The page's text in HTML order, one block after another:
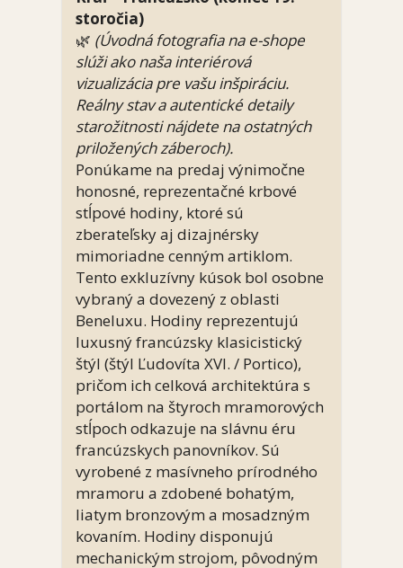
storočia)
🌿 (Úvodná fotografia na e-shope
slúži ako naša interiérová
vizualizácia pre vašu inšpiráciu.
Reálny stav a autentické detaily
starožitnosti nájdete na ostatných
priložených záberoch).
Ponúkame na predaj výnimočne
honosné, reprezentačné krbové
stĺpové hodiny, ktoré sú
zberateľsky aj dizajnérsky
mimoriadne cenným artiklom.
Tento exkluzívny kúsok bol osobne
vybraný a dovezený z oblasti
Beneluxu. Hodiny reprezentujú
luxusný francúzsky klasicistický
štýl (štýl Ľudovíta XVI. / Portico),
pričom ich celková architektúra s
portálom na štyroch mramorových
stĺpoch odkazuje na slávnu éru
francúzskych panovníkov. Sú
vyrobené z masívneho prírodného
mramoru a zdobené bohatým,
liatym bronzovým a mosadzným
kovaním. Hodiny disponujú
mechanickým strojom, pôvodným